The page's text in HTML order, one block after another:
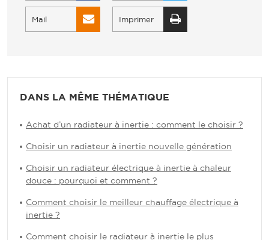
DANS LA MÊME THÉMATIQUE
Achat d’un radiateur à inertie : comment le choisir ?
Choisir un radiateur à inertie nouvelle génération
Choisir un radiateur électrique à inertie à chaleur
douce : pourquoi et comment ?
Comment choisir le meilleur chauffage électrique à
inertie ?
Comment choisir le radiateur à inertie le plus
Mail Imprimer